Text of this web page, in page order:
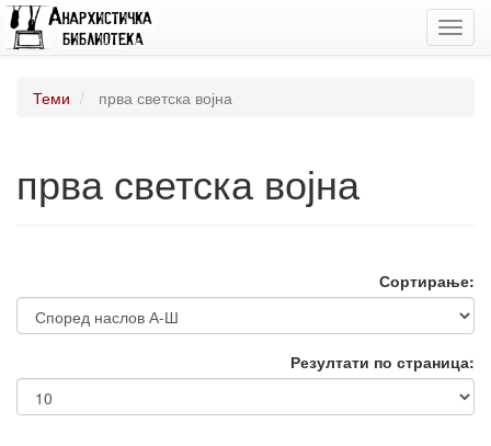
Теми прва светска војна
прва светска војна
Сортирање:
Резултати по страница: